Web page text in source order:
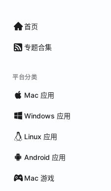
首页
专题合集
平台分类
Mac 应用
Windows 应用
Linux 应用
Android 应用
Mac 游戏